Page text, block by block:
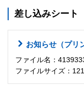
差し込みシート
お知らせ（プリ
ファイル名：
ファイルサイズ：